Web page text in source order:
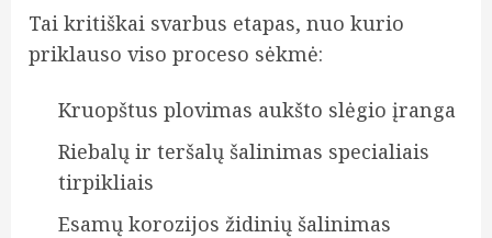
Tai kritiškai svarbus etapas, nuo kurio
priklauso viso proceso sėkmė:
Kruopštus plovimas aukšto slėgio įranga
Riebalų ir teršalų šalinimas specialiais
tirpikliais
Esamų korozijos židinių šalinimas